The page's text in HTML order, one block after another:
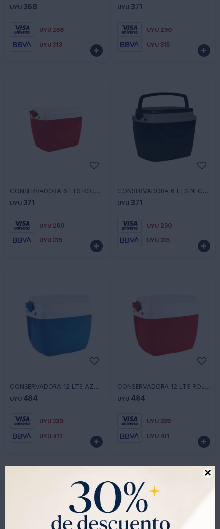

UYU 368
UYU 258
UYU 313

UYU 371
UYU 260
UYU 315

CONSERVADORA 6 LTS ROJA 30X20,5X24 12125108202 - ROJO
UYU 371
UYU 260
UYU 315

CONSERVADORA 6 LTS NEGRA 30X20,5X24 12125108200 - NEGRO
UYU 371
UYU 260
UYU 315

CONSERVADORA 12 LTS AZUL 33.5X24X29 CM 12125108211 - AZUL
UYU 484
UYU 339
UYU 411

CONSERVADORA 12 LTS ROJO 33.5X24X29 CM 12125108212 - ROJO
UYU 484
UYU 339
UYU 411
